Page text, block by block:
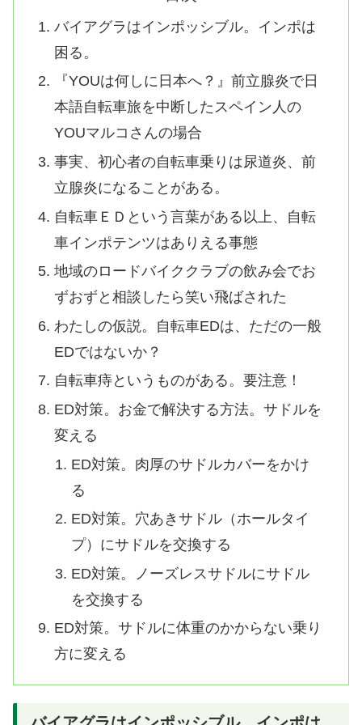
バイアグラはインポッシブル。インポは
困る。
『YOUは何しに日本へ？』前立腺炎で日
本語自転車旅を中断したスペイン人の
YOUマルコさんの場合
事実、初心者の自転車乗りは尿道炎、前
立腺炎になることがある。
自転車ＥＤという言葉がある以上、自転
車インポテンツはありえる事態
地域のロードバイククラブの飲み会でお
ずおずと相談したら笑い飛ばされた
わたしの仮説。自転車EDは、ただの一般
EDではないか？
自転車痔というものがある。要注意！
ED対策。お金で解決する方法。サドルを
変える
ED対策。肉厚のサドルカバーをかけ
る
ED対策。穴あきサドル（ホールタイ
プ）にサドルを交換する
ED対策。ノーズレスサドルにサドル
を交換する
ED対策。サドルに体重のかからない乗り
方に変える